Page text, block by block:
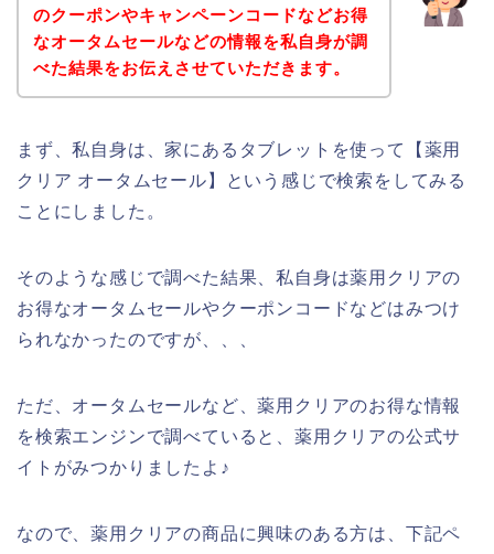
のクーポンやキャンペーンコードなどお得
なオータムセールなどの情報を私自身が調
べた結果をお伝えさせていただきます。
まず、私自身は、家にあるタブレットを使って【薬用
クリア オータムセール】という感じで検索をしてみる
ことにしました。
そのような感じで調べた結果、私自身は薬用クリアの
お得なオータムセールやクーポンコードなどはみつけ
られなかったのですが、、、
ただ、オータムセールなど、薬用クリアのお得な情報
を検索エンジンで調べていると、薬用クリアの公式サ
イトがみつかりましたよ♪
なので、薬用クリアの商品に興味のある方は、下記ペ